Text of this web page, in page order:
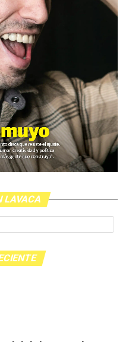
LAVACA